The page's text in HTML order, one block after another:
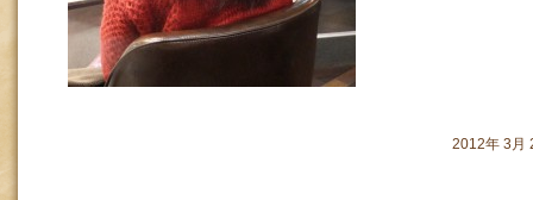
2012年 3月